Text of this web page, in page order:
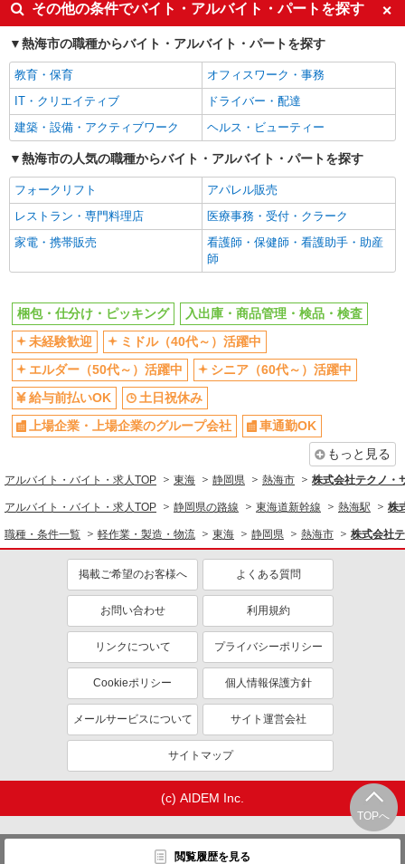
社
車通勤OK
交通費支給
社会保険あり
その他の条件でバイト・アルバイト・パートを探す
熱海市の職種からバイト・アルバイト・パートを探す
教育・保育
オフィスワーク・事務
IT・クリエイティブ
ドライバー・配達
建築・設備・アクティブワーク
ヘルス・ビューティー
熱海市の人気の職種からバイト・アルバイト・パートを探す
フォークリフト
アパレル販売
レストラン・専門料理店
医療事務・受付・クラーク
家電・携帯販売
看護師・保健師・看護助手・助産
師
TOPへ
閲覧履歴を見る
梱包・仕分け・ピッキング
入出庫・商品管理・検品・検査
未経験歓迎
ミドル（40代～）活躍中
エルダー（50代～）活躍中
シニア（60代～）活躍中
給与前払いOK
土日祝休み
上場企業・上場企業のグループ会社
車通勤OK
もっと見る
アルバイト・バイト・求人TOP 東海 静岡県 熱海市 株式会社テクノ・
アルバイト・バイト・求人TOP 静岡県の路線 東海道新幹線 熱海駅 株
職種・条件一覧 軽作業・製造・物流 東海 静岡県 熱海市 株式会社
掲載ご希望のお客様へ よくある質問
お問い合わせ 利用規約
リンクについて プライバシーポリシー
Cookieポリシー 個人情報保護方針
メールサービスについて サイト運営会社
サイトマップ
(c) AIDEM Inc.